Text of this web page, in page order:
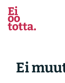
Siirry
sisältöön
Ei